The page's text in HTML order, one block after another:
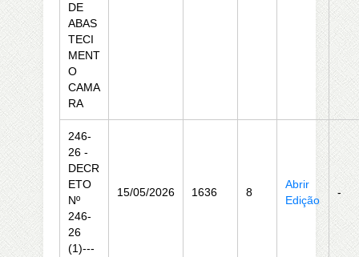
DE
ABAS
TECI
MENT
O
CAMA
RA
246-
26 -
DECR
ETO
Nº
246-
26
(1)---
15/05/2026 1636 8
Abrir
Edição
-